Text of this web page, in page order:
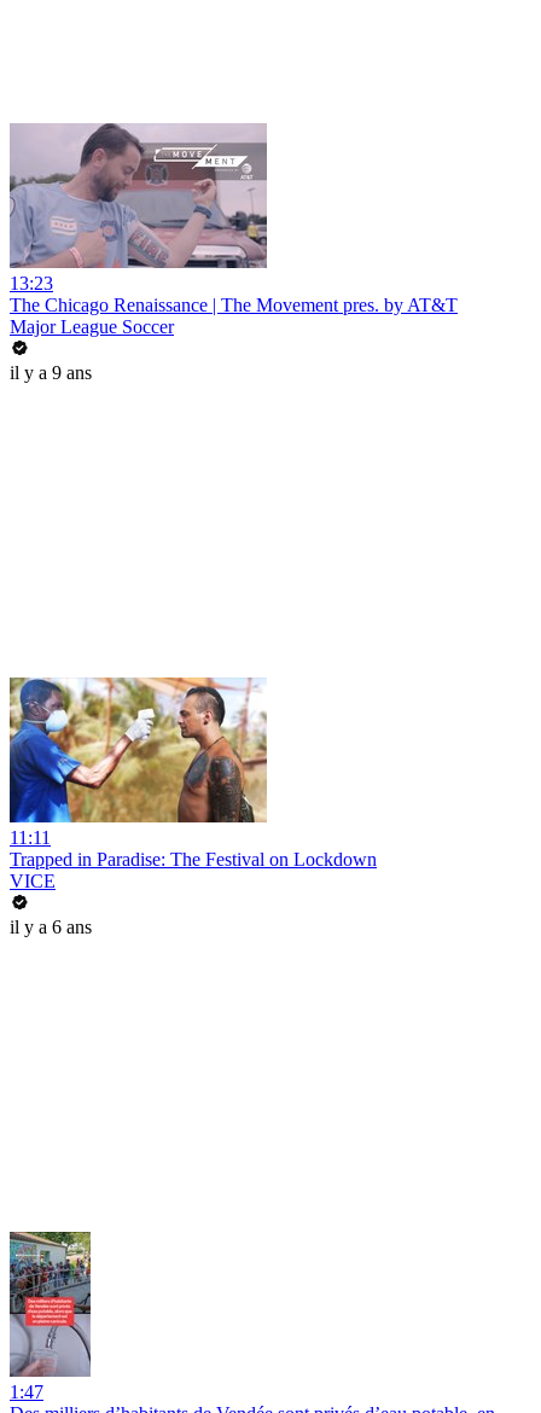
13:23
The Chicago Renaissance | The Movement pres. by AT&T
Major League Soccer
il y a 9 ans
11:11
Trapped in Paradise: The Festival on Lockdown
VICE
il y a 6 ans
1:47